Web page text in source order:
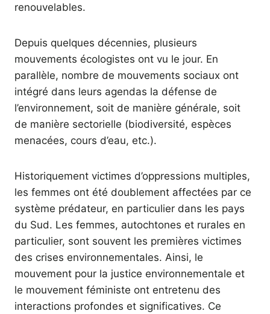
renouvelables.
Depuis quelques décennies, plusieurs
mouvements écologistes ont vu le jour. En
parallèle, nombre de mouvements sociaux ont
intégré dans leurs agendas la défense de
l’environnement, soit de manière générale, soit
de manière sectorielle (biodiversité, espèces
menacées, cours d’eau, etc.).
Historiquement victimes d’oppressions multiples,
les femmes ont été doublement affectées par ce
système prédateur, en particulier dans les pays
du Sud. Les femmes, autochtones et rurales en
particulier, sont souvent les premières victimes
des crises environnementales. Ainsi, le
mouvement pour la justice environnementale et
le mouvement féministe ont entretenu des
interactions profondes et significatives. Ce